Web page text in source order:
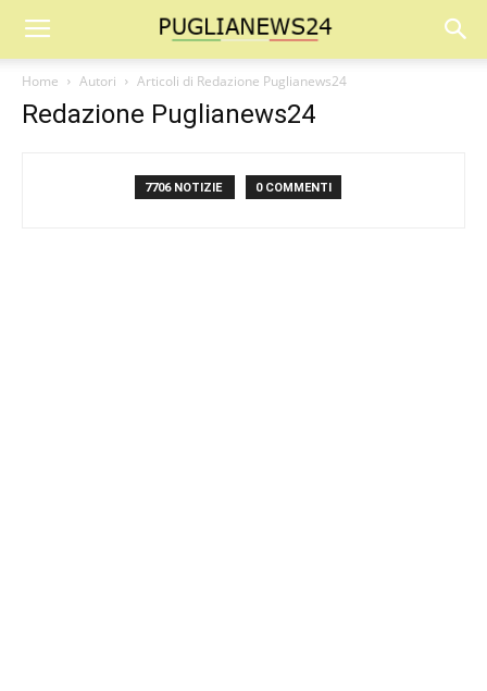
Home Autori Articoli di Redazione Puglianews24
Redazione Puglianews24
7706 NOTIZIE 0 COMMENTI